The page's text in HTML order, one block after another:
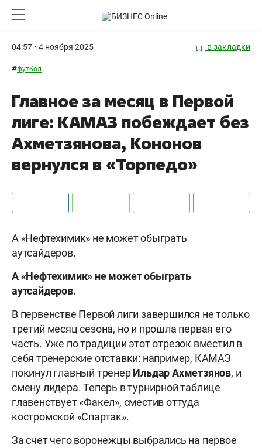
04:57 • 4 ноября 2025 в закладки
#футбол
Главное за месяц в Первой
лиге: КАМАЗ побеждает без
Ахметзянова, Кононов
вернулся в «Торпедо»
А «Нефтехимик» не может обыграть
аутсайдеров.
А «Нефтехимик» не может обыграть
аутсайдеров.
В первенстве Первой лиги завершился не только
третий месяц сезона, но и прошла первая его
часть. Уже по традиции этот отрезок вместил в
себя тренерские отставки: например, КАМАЗ
покинул главный тренерИльдар Ахметзянов, и
смену лидера. Теперь в турнирной таблице
главенствует «Факел», сместив оттуда
костромской «Спартак».
За счет чего воронежцы выбрались на первое